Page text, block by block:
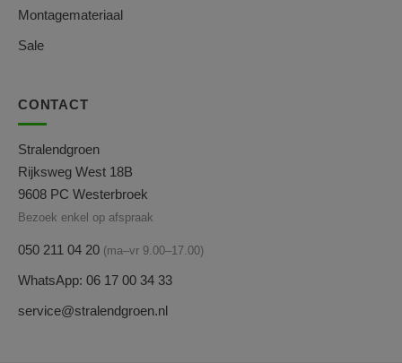
Montagemateriaal
Sale
CONTACT
Stralendgroen
Rijksweg West 18B
9608 PC Westerbroek
Bezoek enkel op afspraak
050 211 04 20 (ma–vr 9.00–17.00)
WhatsApp: 06 17 00 34 33
service@stralendgroen.nl